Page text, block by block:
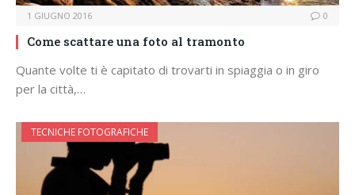
1 GIUGNO 2016 0
Come scattare una foto al tramonto
Quante volte ti è capitato di trovarti in spiaggia o in giro
per la città,…
TECNICHE FOTOGRAFICHE